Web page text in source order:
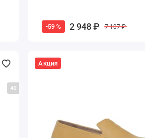
-59 % 2 948 ₽ 7 107 ₽
40
Акция